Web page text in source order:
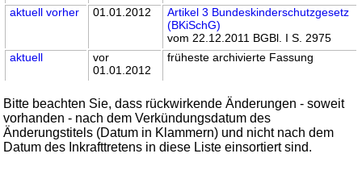
aktuell vorher 01.01.2012
Artikel 3 Bundeskinderschutzgesetz
(BKiSchG)
vom 22.12.2011 BGBl. I S. 2975
aktuell
vor
01.01.2012
früheste archivierte Fassung
Bitte beachten Sie, dass rückwirkende Änderungen - soweit
vorhanden - nach dem Verkündungsdatum des
Änderungstitels (Datum in Klammern) und nicht nach dem
Datum des Inkrafttretens in diese Liste einsortiert sind.